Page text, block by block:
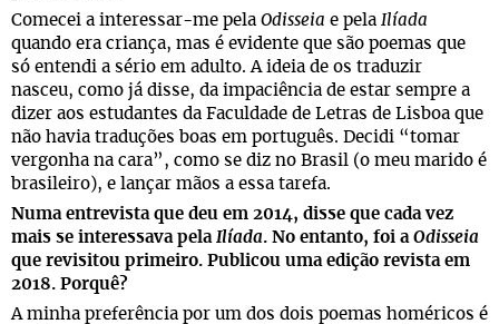
Comecei a interessar-me pela Odisseia e pela Ilíada
quando era criança, mas é evidente que são poemas que
só entendi a sério em adulto. A ideia de os traduzir
nasceu, como já disse, da impaciência de estar sempre a
dizer aos estudantes da Faculdade de Letras de Lisboa que
não havia traduções boas em português. Decidi “tomar
vergonha na cara”, como se diz no Brasil (o meu marido é
brasileiro), e lançar mãos a essa tarefa.
Numa entrevista que deu em 2014, disse que cada vez
mais se interessava pela Ilíada. No entanto, foi a Odisseia
que revisitou primeiro. Publicou uma edição revista em
2018. Porquê?
A minha preferência por um dos dois poemas homéricos é